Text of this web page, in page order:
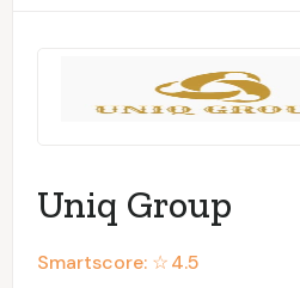
Uniq Group
Smartscore: ☆4.5